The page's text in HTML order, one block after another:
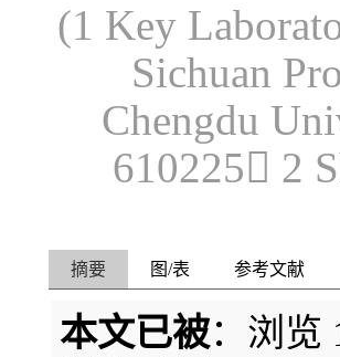
(1 Key
Sichuan
Chengdu
610225 2
摘要 图/表 参考文献
本文已被：浏览